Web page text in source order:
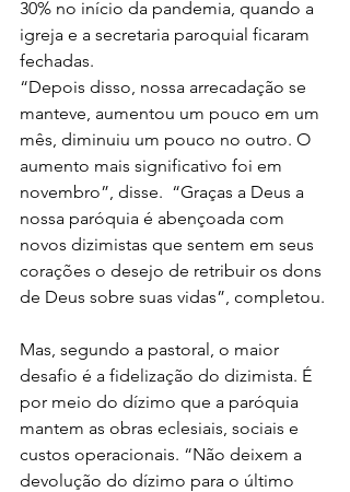
30% no início da pandemia, quando a
igreja e a secretaria paroquial ficaram
fechadas.
“Depois disso, nossa arrecadação se
manteve, aumentou um pouco em um
mês, diminuiu um pouco no outro. O
aumento mais significativo foi em
novembro”, disse.  “Graças a Deus a
nossa paróquia é abençoada com
novos dizimistas que sentem em seus
corações o desejo de retribuir os dons
de Deus sobre suas vidas”, completou.
Mas, segundo a pastoral, o maior
desafio é a fidelização do dizimista. É
por meio do dízimo que a paróquia
mantem as obras eclesiais, sociais e
custos operacionais. “Não deixem a
devolução do dízimo para o último